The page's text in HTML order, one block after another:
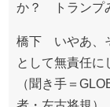
か？ トランプ
橋下 いやあ、
として無責任に
（聞き手＝